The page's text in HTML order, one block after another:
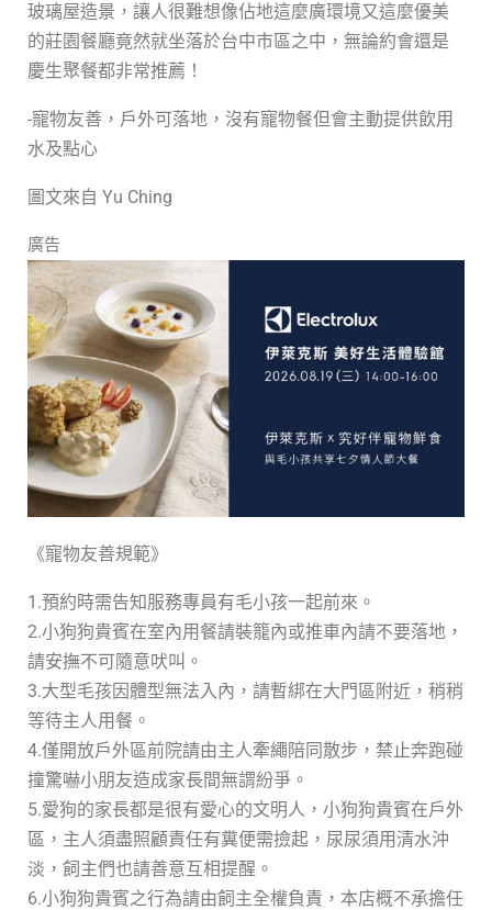
玻璃屋造景，讓人很難想像佔地這麼廣環境又這麼優美
的莊園餐廳竟然就坐落於台中市區之中，無論約會還是
慶生聚餐都非常推薦！
-寵物友善，戶外可落地，沒有寵物餐但會主動提供飲用
水及點心
圖文來自 Yu Ching
廣告
《寵物友善規範》
1.預約時需告知服務專員有毛小孩一起前來。
2.小狗狗貴賓在室內用餐請裝籠內或推車內請不要落地，
請安撫不可隨意吠叫。
3.大型毛孩因體型無法入內，請暫綁在大門區附近，稍稍
等待主人用餐。
4.僅開放戶外區前院請由主人牽繩陪同散步，禁止奔跑碰
撞驚嚇小朋友造成家長間無謂紛爭。
5.愛狗的家長都是很有愛心的文明人，小狗狗貴賓在戶外
區，主人須盡照顧責任有糞便需撿起，尿尿須用清水沖
淡，飼主們也請善意互相提醒。
6.小狗狗貴賓之行為請由飼主全權負責，本店概不承擔任